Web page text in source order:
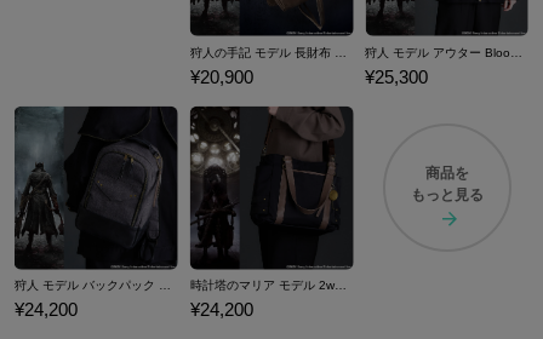
¥20,900 ¥25,300
狩人 モデル バックパック Bloodborne
¥24,200
時計塔のマリア モデル 2wayトートバッグ Bloodborne
¥24,200
商品を
もっと見る